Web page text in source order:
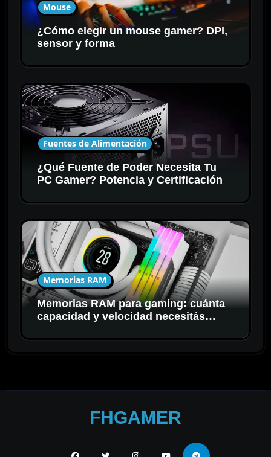
Mouse
¿Cómo elegir un mouse gamer? DPI,
sensor y forma
Fuentes de Alimentación
¿Qué Fuente de Poder Necesita Tu
PC Gamer? Potencia y Certificación
Memorias RAM
Memorias RAM para gaming: cuánta
capacidad y velocidad necesitás
FHGAMER